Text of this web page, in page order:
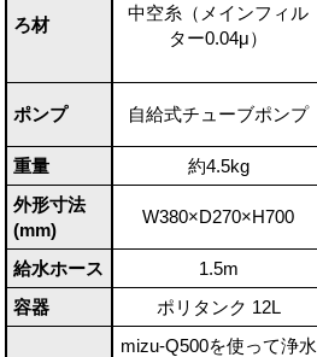
ろ材
中空糸（メインフィル
ター0.04μ）
ポンプ 自給式チューブポンプ
重量
約4.5kg
外形寸法
(mm)
W380×D270×H700
給水ホース 1.5m
容器
ポリタンク 12L
mizu-Q500を使って浄水